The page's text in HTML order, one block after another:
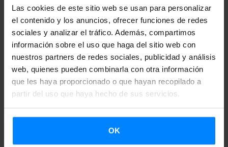
Las cookies de este sitio web se usan para personalizar
el contenido y los anuncios, ofrecer funciones de redes
sociales y analizar el tráfico. Además, compartimos
información sobre el uso que haga del sitio web con
nuestros partners de redes sociales, publicidad y análisis
web, quienes pueden combinarla con otra información
que les haya proporcionado o que hayan recopilado a
partir del uso que haya hecho de sus servicios.
OK
BASQUE. BOOKS. - EL PORTAL DE
MUESTRAS DE LITERATURA EN EUSKERA
Etxepare Euskal Institutua ha puesto en marcha el
portal de muestras de literatura en euskera. ¿Qué es?
las respuestas.